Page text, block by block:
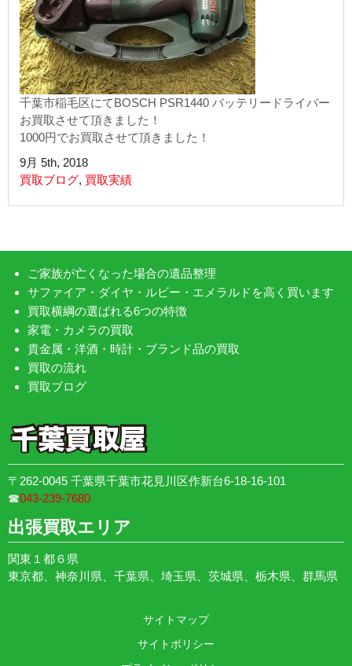
千葉市稲毛区にてBOSCH PSR1440 バッテリードライバー
お買取させて頂きました！
1000円でお買取させて頂きました！
9月 5th, 2018
買取ブログ, 買取実績
ご家族が亡くなった場合の遺品整理
サファイア・ダイヤ・ルビー・エメラルドを高く買います
買取横綱の選ばれる6つの特徴
家電・カメラの買取
貴金属・洋酒・時計・ブランド品の買取
買取の流れ
買取ブログ
〒262-0045 千葉県千葉市花見川区作新台6-18-16-101
☎︎043-239-7680
出張買取エリア
関東１都６県
東京都、神奈川県、千葉県、埼玉県、茨城県、栃木県、群馬県
サイトマップ
サイトポリシー